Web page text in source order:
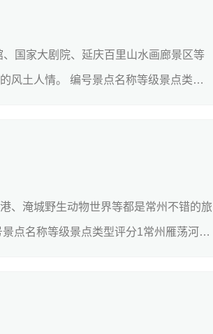
国家大剧院、延庆百里山水画廊景区等
风土人情。 编号景点名称等级景点类型
、淹城野生动物世界等都是常州不错的旅
点名称等级景点类型评分1常州雁荡河水